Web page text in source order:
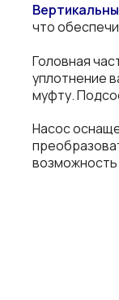
что
Головная
уплотнение
муфту.
Насос
возможность